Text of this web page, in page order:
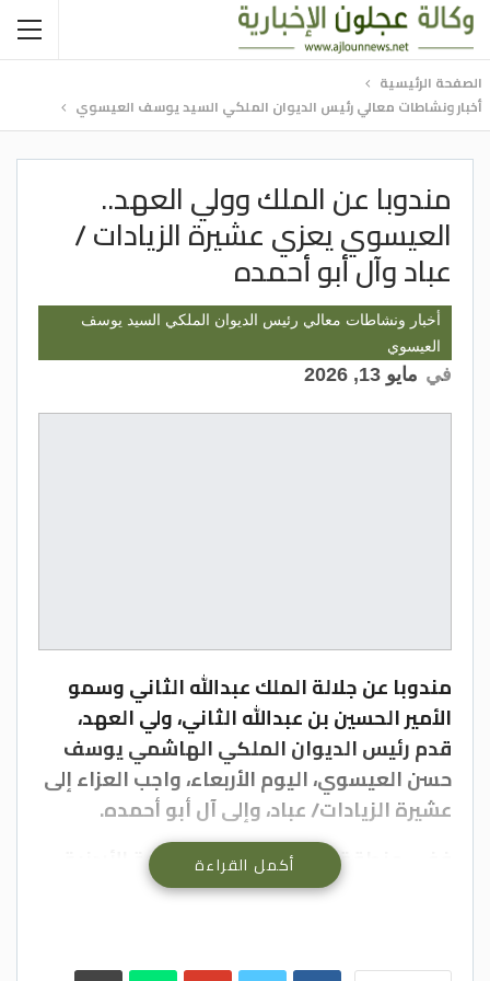
الصفحة الرئيسية
أخبار ونشاطات معالي رئيس الديوان الملكي السيد يوسف العيسوي
مندوبا عن الملك وولي العهد..
العيسوي يعزي عشيرة الزيادات /
عباد وآل أبو أحمده
أخبار ونشاطات معالي رئيس الديوان الملكي السيد يوسف
العيسوي
في مايو 13, 2026
مندوبا عن جلالة الملك عبدالله الثاني وسمو
الأمير الحسين بن عبدالله الثاني، ولي العهد،
قدم رئيس الديوان الملكي الهاشمي يوسف
حسن العيسوي، اليوم الأربعاء، واجب العزاء إلى
عشيرة الزيادات/ عباد، وإلى آل أبو أحمده.
ففي منطقة أبو نصير، بلواء الجامعة الأردنية
في العاصمة عمان، نقل العيسوي، خلال زيارته
أكمل القراءة